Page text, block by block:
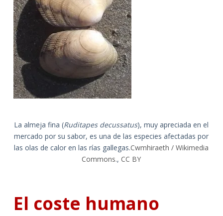
La almeja fina (Ruditapes decussatus), muy apreciada en el
mercado por su sabor, es una de las especies afectadas por
las olas de calor en las rías gallegas.Cwmhiraeth / Wikimedia
Commons.,CC BY
El coste humano